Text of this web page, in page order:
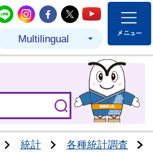
結城市公式LINE
結城市公式Instagram
結城市公式
結城市公式
結城市
Multilingual
統計 各種統計調査